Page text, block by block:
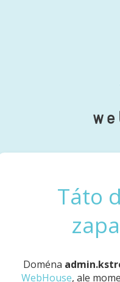
Táto
Doména
WebHouse, ale